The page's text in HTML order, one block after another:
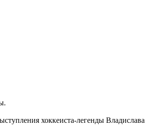
хоккеиста-легенды Владислава